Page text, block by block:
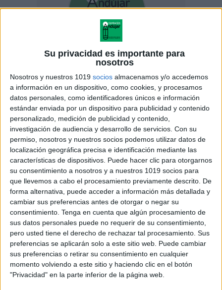
Su privacidad es importante para
nosotros
Nosotros y nuestros 1019 socios almacenamos y/o accedemos
a información en un dispositivo, como cookies, y procesamos
datos personales, como identificadores únicos e información
estándar enviada por un dispositivo para publicidad y contenido
personalizado, medición de publicidad y contenido,
investigación de audiencia y desarrollo de servicios. Con su
permiso, nosotros y nuestros socios podemos utilizar datos de
localización geográfica precisa e identificación mediante las
características de dispositivos. Puede hacer clic para otorgarnos
su consentimiento a nosotros y a nuestros 1019 socios para
que llevemos a cabo el procesamiento previamente descrito. De
forma alternativa, puede acceder a información más detallada y
cambiar sus preferencias antes de otorgar o negar su
consentimiento. Tenga en cuenta que algún procesamiento de
sus datos personales puede no requerir de su consentimiento,
pero usted tiene el derecho de rechazar tal procesamiento. Sus
preferencias se aplicarán solo a este sitio web. Puede cambiar
sus preferencias o retirar su consentimiento en cualquier
momento volviendo a este sitio y haciendo clic en el botón
"Privacidad" en la parte inferior de la página web.
ENLACE AL GRUPO
DESCARGA MÁS ABAJO EL
RECURSO EN PDF